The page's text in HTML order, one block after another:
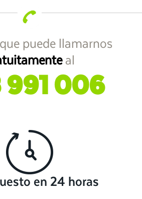
puede llamarnos
al
991 006
en 24 horas